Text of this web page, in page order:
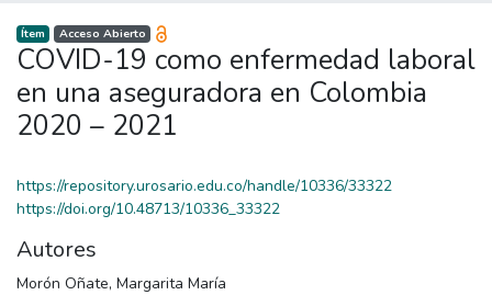
Ítem Acceso Abierto
COVID-19 como enfermedad laboral
en una aseguradora en Colombia
2020 – 2021
https://repository.urosario.edu.co/handle/10336/33322
https://doi.org/10.48713/10336_33322
Autores
Morón Oñate, Margarita María